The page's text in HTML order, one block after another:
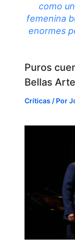
como
femenina
enormes
Puros
Bellas
Críticas / Por